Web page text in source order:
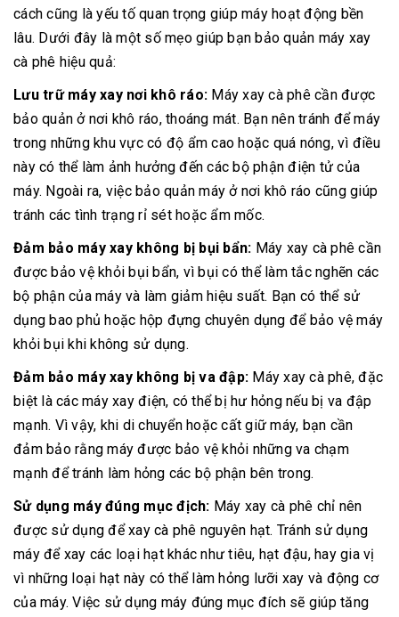
cách cũng là yếu tố quan trọng giúp máy hoạt động bền
lâu. Dưới đây là một số mẹo giúp bạn bảo quản máy xay
cà phê hiệu quả:
Lưu trữ máy xay nơi khô ráo: Máy xay cà phê cần được
bảo quản ở nơi khô ráo, thoáng mát. Bạn nên tránh để máy
trong những khu vực có độ ẩm cao hoặc quá nóng, vì điều
này có thể làm ảnh hưởng đến các bộ phận điện tử của
máy. Ngoài ra, việc bảo quản máy ở nơi khô ráo cũng giúp
tránh các tình trạng rỉ sét hoặc ẩm mốc.
Đảm bảo máy xay không bị bụi bẩn: Máy xay cà phê cần
được bảo vệ khỏi bụi bẩn, vì bụi có thể làm tắc nghẽn các
bộ phận của máy và làm giảm hiệu suất. Bạn có thể sử
dụng bao phủ hoặc hộp đựng chuyên dụng để bảo vệ máy
khỏi bụi khi không sử dụng.
Đảm bảo máy xay không bị va đập: Máy xay cà phê, đặc
biệt là các máy xay điện, có thể bị hư hỏng nếu bị va đập
mạnh. Vì vậy, khi di chuyển hoặc cất giữ máy, bạn cần
đảm bảo rằng máy được bảo vệ khỏi những va chạm
mạnh để tránh làm hỏng các bộ phận bên trong.
Sử dụng máy đúng mục địch: Máy xay cà phê chỉ nên
được sử dụng để xay cà phê nguyên hạt. Tránh sử dụng
máy để xay các loại hạt khác như tiêu, hạt đậu, hay gia vị
vì những loại hạt này có thể làm hỏng lưỡi xay và động cơ
của máy. Việc sử dụng máy đúng mục đích sẽ giúp tăng